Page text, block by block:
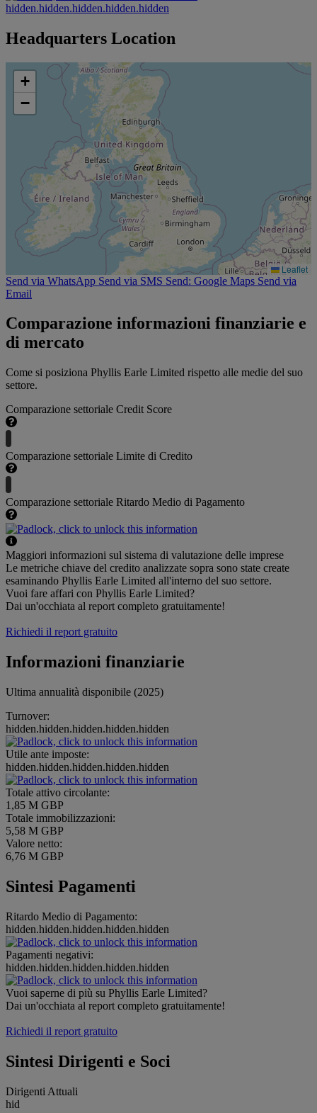
hidden.hidden.hidden.hidden.hidden
Headquarters Location
+
−
Leaflet
Send via WhatsApp Send via SMS Send: Google Maps Send via
Email
Comparazione informazioni finanziarie e
di mercato
Come si posiziona Phyllis Earle Limited rispetto alle medie del suo
settore.
Comparazione settoriale Credit Score
Comparazione settoriale Limite di Credito
Comparazione settoriale Ritardo Medio di Pagamento
Maggiori informazioni sul sistema di valutazione delle imprese
Le metriche chiave del credito analizzate sopra sono state create
esaminando Phyllis Earle Limited all'interno del suo settore.
Vuoi fare affari con Phyllis Earle Limited?
Dai un'occhiata al report completo gratuitamente!
Richiedi il report gratuito
Informazioni finanziarie
Ultima annualità disponibile (2025)
Turnover:
hidden.hidden.hidden.hidden.hidden
Utile ante imposte:
hidden.hidden.hidden.hidden.hidden
Totale attivo circolante:
1,85 M GBP
Totale immobilizzazioni:
5,58 M GBP
Valore netto:
6,76 M GBP
Sintesi Pagamenti
Ritardo Medio di Pagamento:
hidden.hidden.hidden.hidden.hidden
Pagamenti negativi:
hidden.hidden.hidden.hidden.hidden
Vuoi saperne di più su Phyllis Earle Limited?
Dai un'occhiata al report completo gratuitamente!
Richiedi il report gratuito
Sintesi Dirigenti e Soci
Dirigenti Attuali
hid